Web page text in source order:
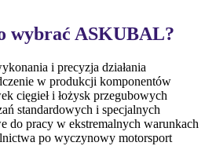
wybrać ASKUBAL?
i precyzja działania
w produkcji komponentów
cięgieł i łożysk przegubowych
standardowych i specjalnych
do pracy w ekstremalnych warunkach
po wyczynowy motorsport